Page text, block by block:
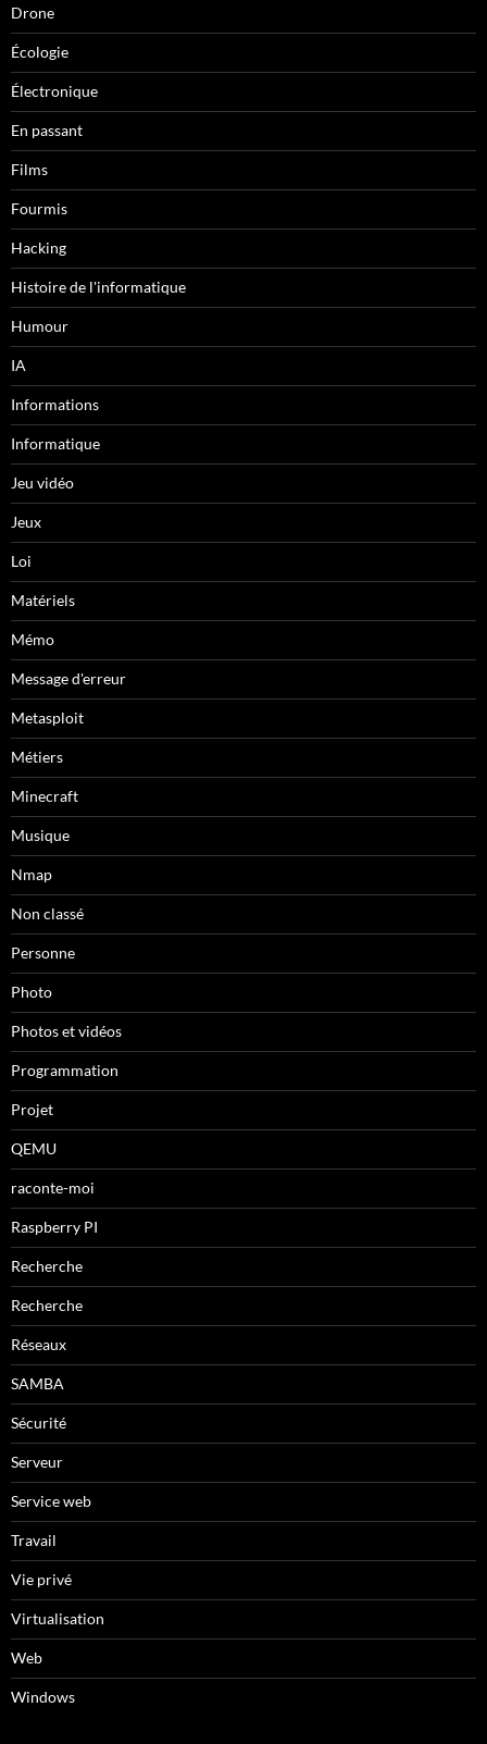
Drone
Écologie
Électronique
En passant
Films
Fourmis
Hacking
Histoire de l'informatique
Humour
IA
Informations
Informatique
Jeu vidéo
Jeux
Loi
Matériels
Mémo
Message d'erreur
Metasploit
Métiers
Minecraft
Musique
Nmap
Non classé
Personne
Photo
Photos et vidéos
Programmation
Projet
QEMU
raconte-moi
Raspberry PI
Recherche
Recherche
Réseaux
SAMBA
Sécurité
Serveur
Service web
Travail
Vie privé
Virtualisation
Web
Windows